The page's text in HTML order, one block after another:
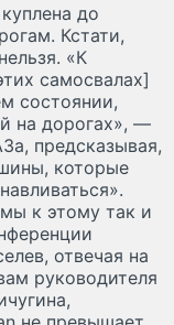
до
Кстати,
«К
самосвалах]
состоянии,
на дорогах», —
предсказывая,
которые
к этому так и
отвечая на
руководителя